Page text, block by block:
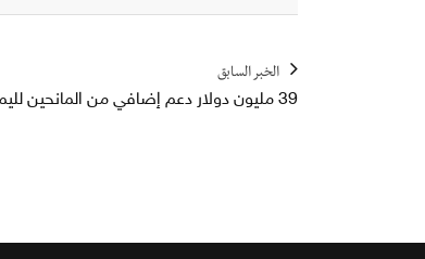
الخبر السابق
39 مليون دولار دعم إضافي من المانحين لليمن